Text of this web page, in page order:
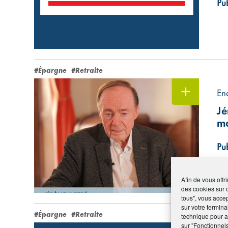
Afin de vous
des cookies sur
tous", vous
sur votre
technique pour
sur
#Épargne #Retraite
#Épargne #Retraite